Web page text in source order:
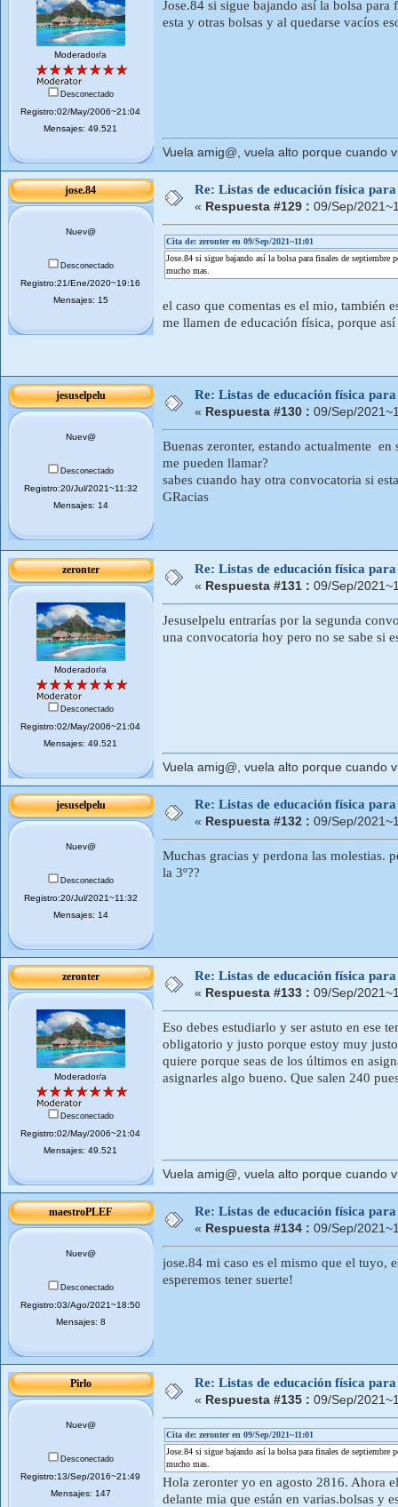
Moderador/a
Desconectado
Registro:02/May/2006~21:04
Mensajes: 49.521
Jose.84 si sigue bajando así la bolsa para
esta y otras bolsas y al quedarse vacíos
Vuela amig@, vuela alto porque cuando
jose.84
Nuev@
Desconectado
Registro:21/Ene/2020~19:16
Mensajes: 15
Re: Listas de educación física
« Respuesta #129 : 09/Sep/
Cita de: zeronter en 09/Sep/2021~11:01
Jose.84 si sigue bajando así la bolsa para finales de septiembre
mucho mas.
el caso que comentas es el mio, también
me llamen de educación física, porque
jesuselpelu
Nuev@
Desconectado
Registro:20/Jul/2021~11:32
Mensajes: 14
Re: Listas de educación física
« Respuesta #130 : 09/Sep/
Buenas zeronter, estando actualmente
me pueden llamar?
sabes cuando hay otra convocatoria si
GRacias
zeronter
Moderador/a
Desconectado
Registro:02/May/2006~21:04
Mensajes: 49.521
Re: Listas de educación física
« Respuesta #131 : 09/Sep/
Jesuselpelu entrarías por la segunda
una convocatoria hoy pero no se sabe si
Vuela amig@, vuela alto porque cuando
jesuselpelu
Nuev@
Desconectado
Registro:20/Jul/2021~11:32
Mensajes: 14
Re: Listas de educación física
« Respuesta #132 : 09/Sep/
Muchas gracias y perdona las molestias.
la 3º??
zeronter
Moderador/a
Desconectado
Registro:02/May/2006~21:04
Mensajes: 49.521
Re: Listas de educación física
« Respuesta #133 : 09/Sep/
Eso debes estudiarlo y ser astuto en ese
obligatorio y justo porque estoy muy
quiere porque seas de los últimos en
asignarles algo bueno. Que salen 240
Vuela amig@, vuela alto porque cuando
maestroPLEF
Nuev@
Desconectado
Registro:03/Ago/2021~18:50
Mensajes: 8
Re: Listas de educación física
« Respuesta #134 : 09/Sep/
jose.84 mi caso es el mismo que el tuyo,
esperemos tener suerte!
Pirlo
Nuev@
Desconectado
Registro:13/Sep/2016~21:49
Mensajes: 147
Re: Listas de educación física
« Respuesta #135 : 09/Sep/
Cita de: zeronter en 09/Sep/2021~11:01
Jose.84 si sigue bajando así la bolsa para finales de septiembre
mucho mas.
Hola zeronter yo en agosto 2816. Ahora
delante mia que están en varias.bolsas y